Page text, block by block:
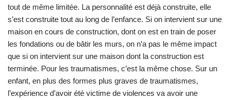
tout de même limitée. La personnalité est déjà construite, elle
s’est construite tout au long de l’enfance. Si on intervient sur une
maison en cours de construction, dont on est en train de poser
les fondations ou de bâtir les murs, on n’a pas le même impact
que si on intervient sur une maison dont la construction est
terminée. Pour les traumatismes, c’est la même chose. Sur un
enfant, en plus des formes plus graves de traumatismes,
l’expérience d’avoir été victime de violences va avoir une